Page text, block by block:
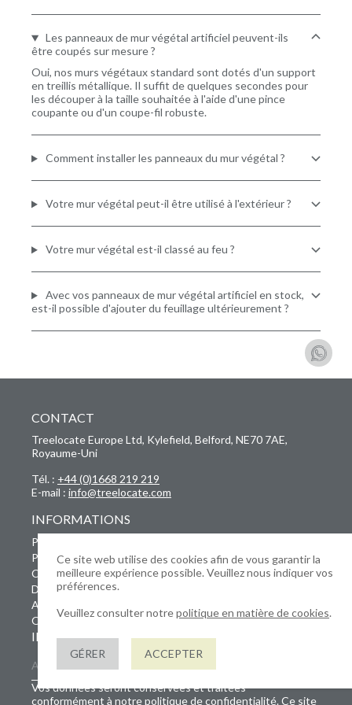
Les panneaux de mur végétal artificiel peuvent-ils
être coupés sur mesure ?
Oui, nos murs végétaux standard sont dotés d'un support
en treillis métallique. Il suffit de quelques secondes pour
les découper à la taille souhaitée à l'aide d'une pince
coupante ou d'un coupe-fil robuste.
Comment installer les panneaux du mur végétal ?
Votre mur végétal peut-il être utilisé à l'extérieur ?
Votre mur végétal est-il classé au feu ?
Avec vos panneaux de mur végétal artificiel en stock,
est-il possible d'ajouter du feuillage ultérieurement ?
CONTACT
Treelocate Europe Ltd, Kylefield, Belford, NE70 7AE,
Royaume-Uni
Tél. : +44 (0)1668 219 219
E-mail : info@treelocate.com
INFORMATIONS
Politique de confidentialité
Politique en matière de cookies
Conditions générales
Développement durable
Appels d'offres
Offres d'emploi
INSCRIVEZ-VOUS À NOTRE NEWSLETTER
Vos données seront conservées et traitées
conformément à notre politique de confidentialité. Ce site
Ce site web utilise des cookies afin de vous garantir la
meilleure expérience possible. Veuillez nous indiquer vos
préférences.
Veuillez consulter notrepolitique en matière de cookies.
GÉRER ACCEPTER